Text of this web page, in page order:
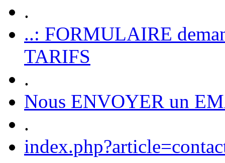
.
..: FORMULAIRE
TARIFS
.
Nous ENVOYER un
.